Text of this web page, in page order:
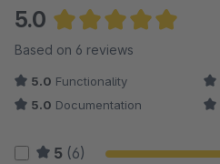
5.0
Average rating of 5 out of
Based on 6 reviews
5.0 Functionality
5.0 Documentation
5 (6)